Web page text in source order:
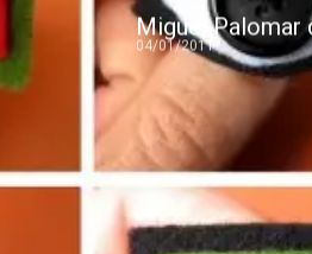
Miguel Palomar
04/01/2011